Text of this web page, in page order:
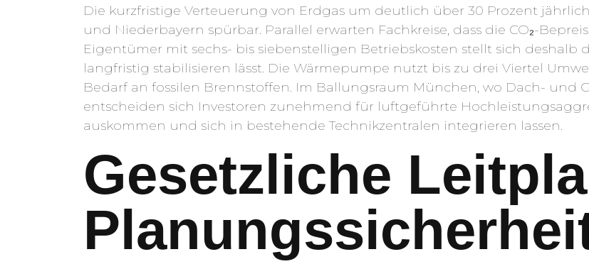
Die kurzfristige Verteuerung von Erdgas um deutlich über 30 Prozent
und Niederbayern spürbar. Parallel erwarten Fachkreise, dass die CO₂-
Eigentümer mit sechs- bis siebenstelligen Betriebskosten stellt sich deshalb
langfristig stabilisieren lässt. Die Wärmepumpe nutzt bis zu drei Viertel
Bedarf an fossilen Brennstoffen. Im Ballungsraum München, wo Dach- und
entscheiden sich Investoren zunehmend für luftgeführte
auskommen und sich in bestehende Technikzentralen integrieren lassen.
Gesetzliche